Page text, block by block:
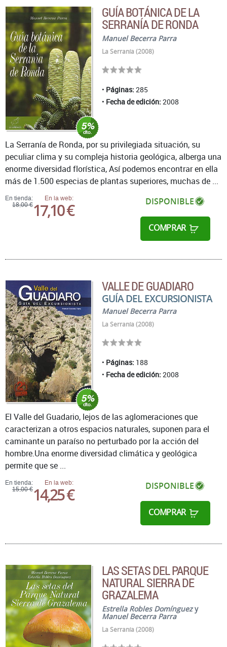
GUÍA BOTÁNICA DE LA
SERRANÍA DE RONDA
Manuel Becerra Parra
La Serranía (2008)
Páginas: 285
Fecha de edición: 2008
En tienda:
18,00 €
En la web:
17,10 € DISPONIBLE
COMPRAR
La Serranía de Ronda, por su privilegiada situación, su
peculiar clima y su compleja historia geológica, alberga una
enorme diversidad florística, Así podemos encontrar en ella
más de 1.500 especias de plantas superiores, muchas de ...
VALLE DE GUADIARO
GUÍA DEL EXCURSIONISTA
Manuel Becerra Parra
La Serranía (2008)
Páginas: 188
Fecha de edición: 2008
En tienda:
15,00 €
En la web:
14,25 € DISPONIBLE
COMPRAR
El Valle del Guadario, lejos de las aglomeraciones que
caracterizan a otros espacios naturales, suponen para el
caminante un paraíso no perturbado por la acción del
hombre.Una enorme diversidad climática y geológica
permite que se ...
LAS SETAS DEL PARQUE
NATURAL SIERRA DE
GRAZALEMA
Estrella Robles Domínguezy
Manuel Becerra Parra
La Serranía (2008)